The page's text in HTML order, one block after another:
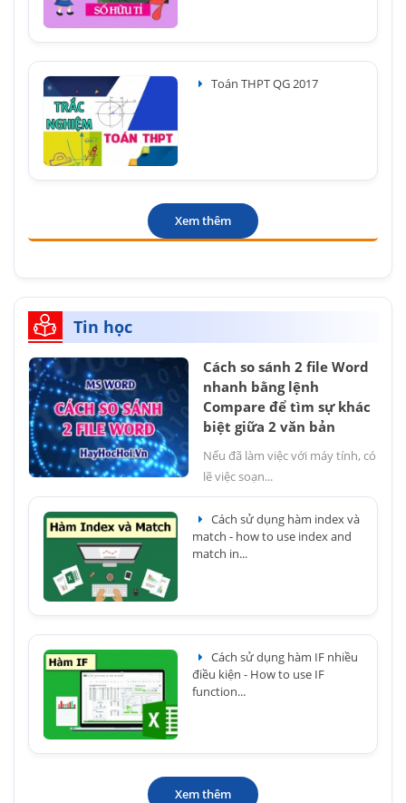
Toán THPT QG 2017
Xem thêm
Tin học
Cách so sánh 2 file Word
nhanh bằng lệnh
Compare để tìm sự khác
biệt giữa 2 văn bản
Nếu đã làm việc với máy tính, có
lẽ việc soạn...
Cách sử dụng hàm index và
match - how to use index and
match in...
Cách sử dụng hàm IF nhiều
điều kiện - How to use IF
function...
Xem thêm